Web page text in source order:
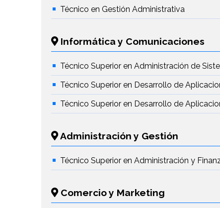
Técnico en Gestión Administrativa
Informática y Comunicaciones
Técnico Superior en Administración de
Técnico Superior en Desarrollo de
Técnico Superior en Desarrollo de
Administración y Gestión
Técnico Superior en Administración y
Comercio y Marketing